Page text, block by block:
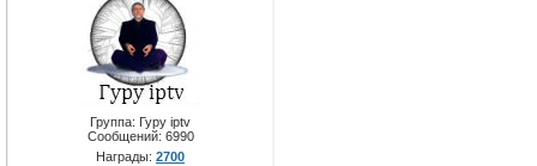
Группа: Гуру iptv
Сообщений: 6990
Награды: 2700